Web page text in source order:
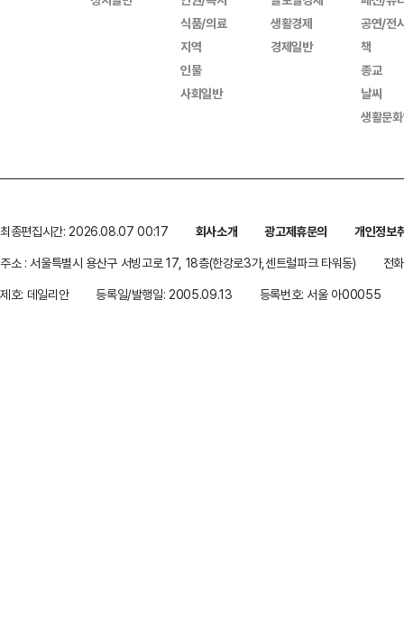
식품/의료
지역
인물
사회일반
생활경제
경제일반
공연/전
책
종교
날씨
생활문
최종편집시간: 2026.08.07 00:17 회사소개 광고제휴문의
개인정보
주소 : 서울특별시 용산구 서빙고로 17, 18층(한강로3가,센트럴파크 타워동)
전
제호: 데일리안
등록일/발행일: 2005.09.13 등록번호: 서울 아00055